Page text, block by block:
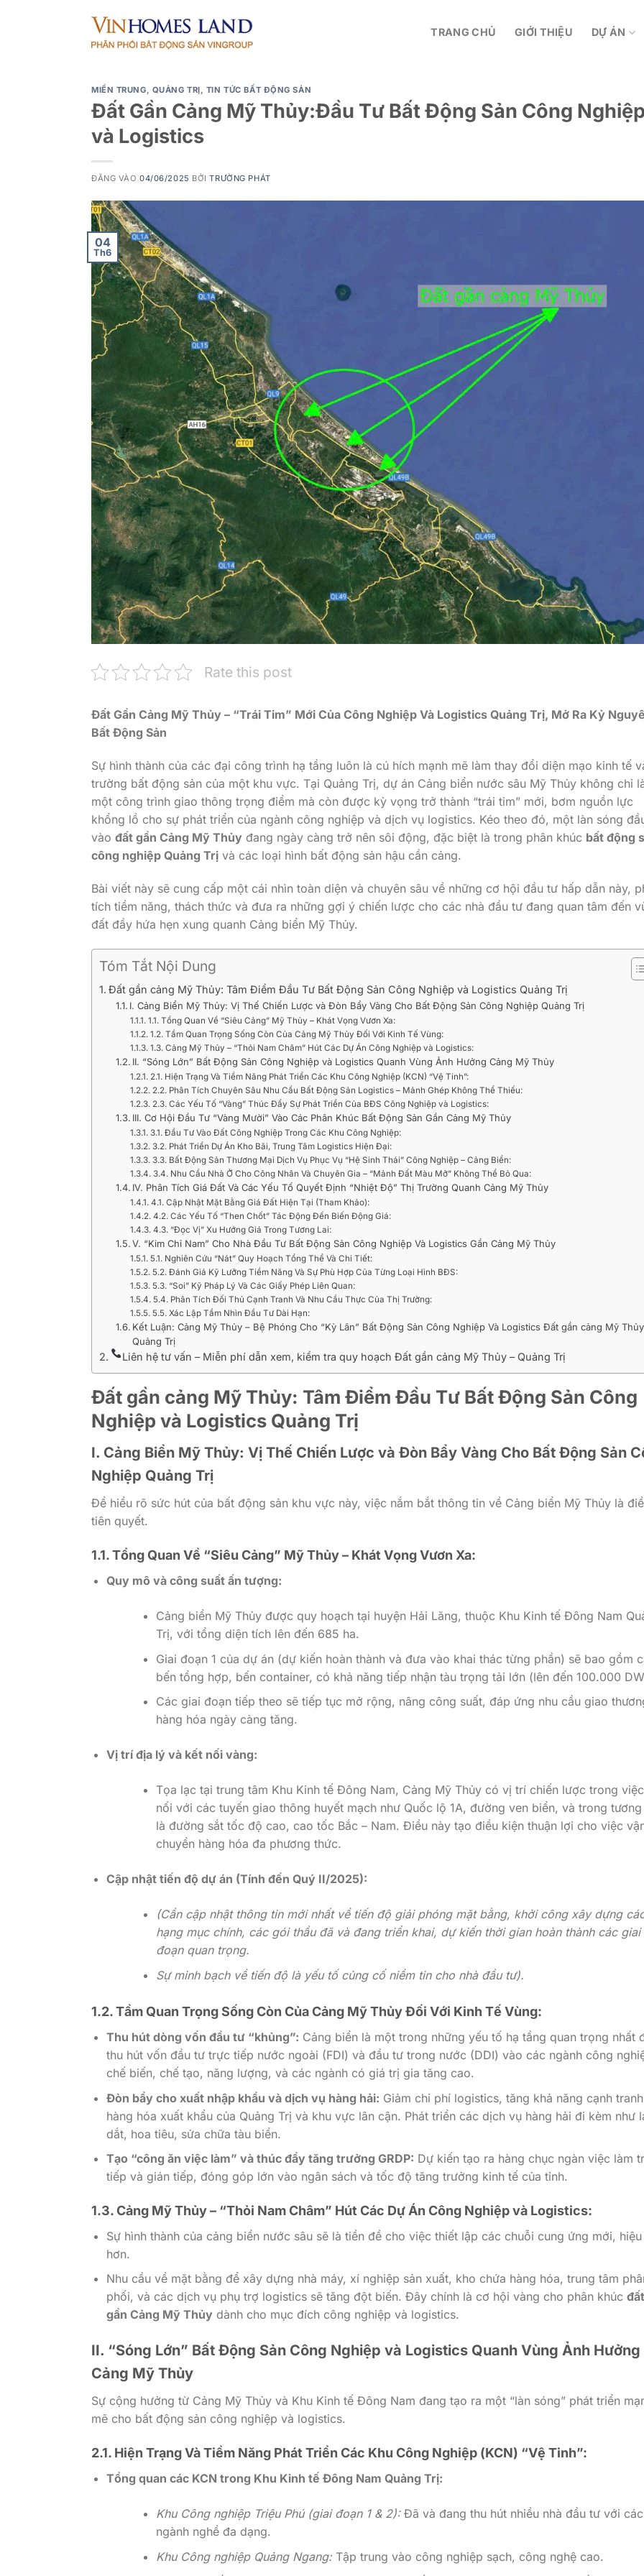
TRANG CHỦ GIỚI THIỆU DỰ ÁN
MIỀN TRUNG, QUẢNG TRỊ, TIN TỨC BẤT ĐỘNG SẢN
Đất Gần Cảng Mỹ Thủy:Đầu Tư Bất Động Sản Công Nghiệp
và Logistics
ĐĂNG VÀO04/06/2025 BỞITRƯỜNG PHÁT
04
Th6
Rate this post
Đất Gần Cảng Mỹ Thủy – “Trái Tim” Mới Của Công Nghiệp Và Logistics Quảng Trị, Mở Ra Kỷ
Bất Động Sản
Sự hình thành của các đại công trình hạ tầng luôn là cú hích mạnh mẽ làm thay đổi diện mạo kinh tế
trường bất động sản của một khu vực. Tại Quảng Trị, dự án Cảng biển nước sâu Mỹ Thủy không chỉ
một công trình giao thông trọng điểm mà còn được kỳ vọng trở thành “trái tim” mới, bơm nguồn lực
khổng lồ cho sự phát triển của ngành công nghiệp và dịch vụ logistics. Kéo theo đó, một làn sóng
vào đất gần Cảng Mỹ Thủy đang ngày càng trở nên sôi động, đặc biệt là trong phân khúc bất động
công nghiệp Quảng Trị và các loại hình bất động sản hậu cần cảng.
Bài viết này sẽ cung cấp một cái nhìn toàn diện và chuyên sâu về những cơ hội đầu tư hấp dẫn này,
tích tiềm năng, thách thức và đưa ra những gợi ý chiến lược cho các nhà đầu tư đang quan tâm đến
đất đầy hứa hẹn xung quanh Cảng biển Mỹ Thủy.
Tóm Tắt Nội Dung
Đất gần cảng Mỹ Thủy: Tâm Điểm Đầu Tư Bất Động Sản Công Nghiệp và Logistics Quảng Trị
I. Cảng Biển Mỹ Thủy: Vị Thế Chiến Lược và Đòn Bẩy Vàng Cho Bất Động Sản Công Nghiệp Quảng Trị
1.1. Tổng Quan Về “Siêu Cảng” Mỹ Thủy – Khát Vọng Vươn Xa:
1.2. Tầm Quan Trọng Sống Còn Của Cảng Mỹ Thủy Đối Với Kinh Tế Vùng:
1.3. Cảng Mỹ Thủy – “Thỏi Nam Châm” Hút Các Dự Án Công Nghiệp và Logistics:
II. “Sóng Lớn” Bất Động Sản Công Nghiệp và Logistics Quanh Vùng Ảnh Hưởng Cảng Mỹ Thủy
2.1. Hiện Trạng Và Tiềm Năng Phát Triển Các Khu Công Nghiệp (KCN) “Vệ Tinh”:
2.2. Phân Tích Chuyên Sâu Nhu Cầu Bất Động Sản Logistics – Mảnh Ghép Không Thể Thiếu:
2.3. Các Yếu Tố “Vàng” Thúc Đẩy Sự Phát Triển Của BĐS Công Nghiệp và Logistics:
III. Cơ Hội Đầu Tư “Vàng Mười” Vào Các Phân Khúc Bất Động Sản Gần Cảng Mỹ Thủy
3.1. Đầu Tư Vào Đất Công Nghiệp Trong Các Khu Công Nghiệp:
3.2. Phát Triển Dự Án Kho Bãi, Trung Tâm Logistics Hiện Đại:
3.3. Bất Động Sản Thương Mại Dịch Vụ Phục Vụ “Hệ Sinh Thái” Công Nghiệp – Cảng Biển:
3.4. Nhu Cầu Nhà Ở Cho Công Nhân Và Chuyên Gia – “Mảnh Đất Màu Mỡ” Không Thể Bỏ Qua:
IV. Phân Tích Giá Đất Và Các Yếu Tố Quyết Định “Nhiệt Độ” Thị Trường Quanh Cảng Mỹ Thủy
4.1. Cập Nhật Mặt Bằng Giá Đất Hiện Tại (Tham Khảo):
4.2. Các Yếu Tố “Then Chốt” Tác Động Đến Biến Động Giá:
4.3. “Đọc Vị” Xu Hướng Giá Trong Tương Lai:
V. “Kim Chỉ Nam” Cho Nhà Đầu Tư Bất Động Sản Công Nghiệp Và Logistics Gần Cảng Mỹ Thủy
5.1. Nghiên Cứu “Nát” Quy Hoạch Tổng Thể Và Chi Tiết:
5.2. Đánh Giá Kỹ Lưỡng Tiềm Năng Và Sự Phù Hợp Của Từng Loại Hình BĐS:
5.3. “Soi” Kỹ Pháp Lý Và Các Giấy Phép Liên Quan:
5.4. Phân Tích Đối Thủ Cạnh Tranh Và Nhu Cầu Thực Của Thị Trường:
5.5. Xác Lập Tầm Nhìn Đầu Tư Dài Hạn:
Kết Luận: Cảng Mỹ Thủy – Bệ Phóng Cho “Kỳ Lân” Bất Động Sản Công Nghiệp Và Logistics Đất gần cảng Mỹ Thủy
Quảng Trị
Liên hệ tư vấn – Miễn phí dẫn xem, kiểm tra quy hoạch Đất gần cảng Mỹ Thủy – Quảng Trị
Đất gần cảng Mỹ Thủy: Tâm Điểm Đầu Tư Bất Động Sản Công
Nghiệp và Logistics Quảng Trị
I. Cảng Biển Mỹ Thủy: Vị Thế Chiến Lược và Đòn Bẩy Vàng Cho Bất Động Sản
Nghiệp Quảng Trị
Để hiểu rõ sức hút của bất động sản khu vực này, việc nắm bắt thông tin về Cảng biển Mỹ Thủy là
tiên quyết.
1.1. Tổng Quan Về “Siêu Cảng” Mỹ Thủy – Khát Vọng Vươn Xa:
Quy mô và công suất ấn tượng:
Cảng biển Mỹ Thủy được quy hoạch tại huyện Hải Lăng, thuộc Khu Kinh tế Đông Nam
Trị, với tổng diện tích lên đến 685 ha.
Giai đoạn 1 của dự án (dự kiến hoàn thành và đưa vào khai thác từng phần) sẽ bao gồm
bến tổng hợp, bến container, có khả năng tiếp nhận tàu trọng tải lớn (lên đến 100.000
Các giai đoạn tiếp theo sẽ tiếp tục mở rộng, nâng công suất, đáp ứng nhu cầu giao
hàng hóa ngày càng tăng.
Vị trí địa lý và kết nối vàng:
Tọa lạc tại trung tâm Khu Kinh tế Đông Nam, Cảng Mỹ Thủy có vị trí chiến lược trong
nối với các tuyến giao thông huyết mạch như Quốc lộ 1A, đường ven biển, và trong tương
là đường sắt tốc độ cao, cao tốc Bắc – Nam. Điều này tạo điều kiện thuận lợi cho việc
chuyển hàng hóa đa phương thức.
Cập nhật tiến độ dự án (Tính đến Quý II/2025):
(Cần cập nhật thông tin mới nhất về tiến độ giải phóng mặt bằng, khởi công xây dựng
hạng mục chính, các gói thầu đã và đang triển khai, dự kiến thời gian hoàn thành các giai
đoạn quan trọng.
Sự minh bạch về tiến độ là yếu tố củng cố niềm tin cho nhà đầu tư).
1.2. Tầm Quan Trọng Sống Còn Của Cảng Mỹ Thủy Đối Với Kinh Tế Vùng:
Thu hút dòng vốn đầu tư “khủng”: Cảng biển là một trong những yếu tố hạ tầng quan trọng nhất
thu hút vốn đầu tư trực tiếp nước ngoài (FDI) và đầu tư trong nước (DDI) vào các ngành công
chế biến, chế tạo, năng lượng, và các ngành có giá trị gia tăng cao.
Đòn bẩy cho xuất nhập khẩu và dịch vụ hàng hải: Giảm chi phí logistics, tăng khả năng cạnh
hàng hóa xuất khẩu của Quảng Trị và khu vực lân cận. Phát triển các dịch vụ hàng hải đi kèm như
dắt, hoa tiêu, sửa chữa tàu biển.
Tạo “công ăn việc làm” và thúc đẩy tăng trưởng GRDP: Dự kiến tạo ra hàng chục ngàn việc làm
tiếp và gián tiếp, đóng góp lớn vào ngân sách và tốc độ tăng trưởng kinh tế của tỉnh.
1.3. Cảng Mỹ Thủy – “Thỏi Nam Châm” Hút Các Dự Án Công Nghiệp và Logistics:
Sự hình thành của cảng biển nước sâu sẽ là tiền đề cho việc thiết lập các chuỗi cung ứng mới, hiệu
hơn.
Nhu cầu về mặt bằng để xây dựng nhà máy, xí nghiệp sản xuất, kho chứa hàng hóa, trung tâm
phối, và các dịch vụ phụ trợ logistics sẽ tăng đột biến. Đây chính là cơ hội vàng cho phân khúc đất
gần Cảng Mỹ Thủydành cho mục đích công nghiệp và logistics.
II. “Sóng Lớn” Bất Động Sản Công Nghiệp và Logistics Quanh Vùng Ảnh Hưởng
Cảng Mỹ Thủy
Sự cộng hưởng từ Cảng Mỹ Thủy và Khu Kinh tế Đông Nam đang tạo ra một “làn sóng” phát triển
mẽ cho bất động sản công nghiệp và logistics.
2.1. Hiện Trạng Và Tiềm Năng Phát Triển Các Khu Công Nghiệp (KCN) “Vệ Tinh”:
Tổng quan các KCN trong Khu Kinh tế Đông Nam Quảng Trị:
Khu Công nghiệp Triệu Phú (giai đoạn 1 & 2):Đã và đang thu hút nhiều nhà đầu tư với các
ngành nghề đa dạng.
Khu Công nghiệp Quảng Ngang:Tập trung vào công nghiệp sạch, công nghệ cao.